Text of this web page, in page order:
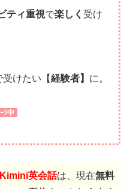
ティ重視で楽しく 受け
受けたい【経験者】 に。
ﾝ中
Kimini英会話は、現在無料